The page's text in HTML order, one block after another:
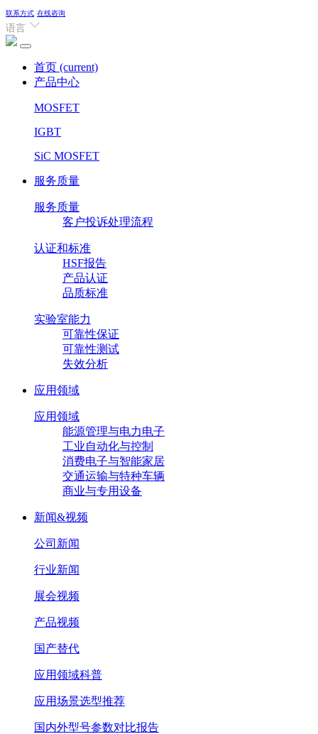
联系方式 在线咨询
语言
首页 (current)
产品中心
MOSFET
IGBT
SiC MOSFET
服务质量
服务质量
客户投诉处理流程
认证和标准
HSF报告
产品认证
品质标准
实验室能力
可靠性保证
可靠性测试
失效分析
应用领域
应用领域
能源管理与电力电子
工业自动化与控制
消费电子与智能家居
交通运输与特种车辆
商业与专用设备
新闻&视频
公司新闻
行业新闻
展会视频
产品视频
国产替代
应用领域科普
应用场景选型推荐
国内外型号参数对比报告